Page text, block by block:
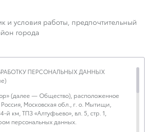
и условия работы, предпочтительный
города
ПЕРСОНАЛЬНЫХ ДАННЫХ
(далее — Общество), расположенное
Россия, Московская обл., г. о. Мытищи,
й км, ТПЗ «Алтуфьево», вл. 5, стр. 1,
персональных данных.